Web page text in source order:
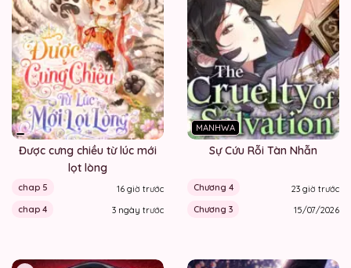
Được cưng chiều từ lúc mới
lọt lòng
chap 5
16 giờ trước
chap 4
3 ngày trước
MANHWA
Sự Cứu Rỗi Tàn Nhẫn
Chương 4
23 giờ trước
Chương 3
15/07/2026